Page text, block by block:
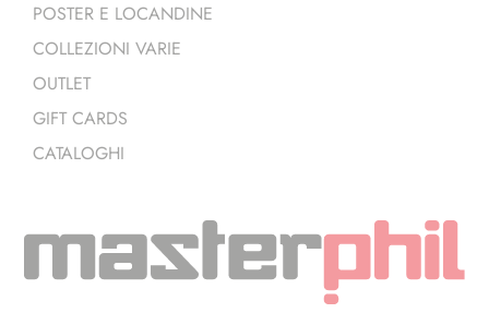
POSTER E LOCANDINE
COLLEZIONI VARIE
OUTLET
GIFT CARDS
CATALOGHI